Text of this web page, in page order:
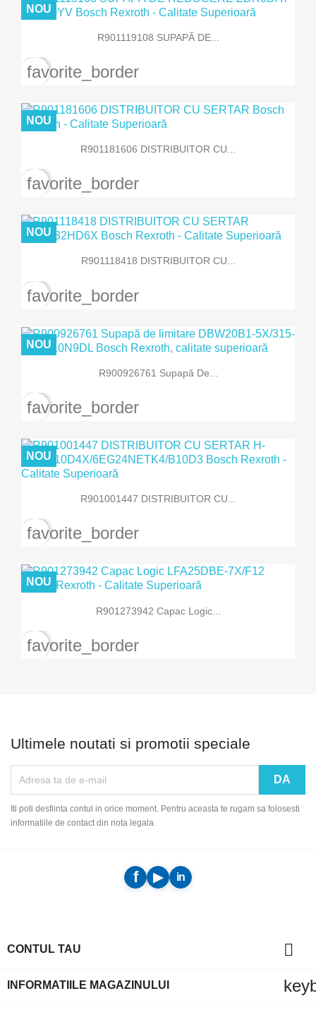
R901119108 SUPAPĂ DE...
NOU
favorite_border
R901181606 DISTRIBUITOR CU...
NOU
favorite_border
R901118418 DISTRIBUITOR CU...
NOU
favorite_border
R900926761 Supapă De...
NOU
favorite_border
R901001447 DISTRIBUITOR CU...
NOU
favorite_border
R901273942 Capac Logic...
NOU
favorite_border
Ultimele noutati si promotii speciale
Iti poti desfiinta contul in orice moment. Pentru aceasta te rugam sa folosesti
informatiile de contact din nota legala.
CONTUL TAU 
INFORMATIILE MAGAZINULUI